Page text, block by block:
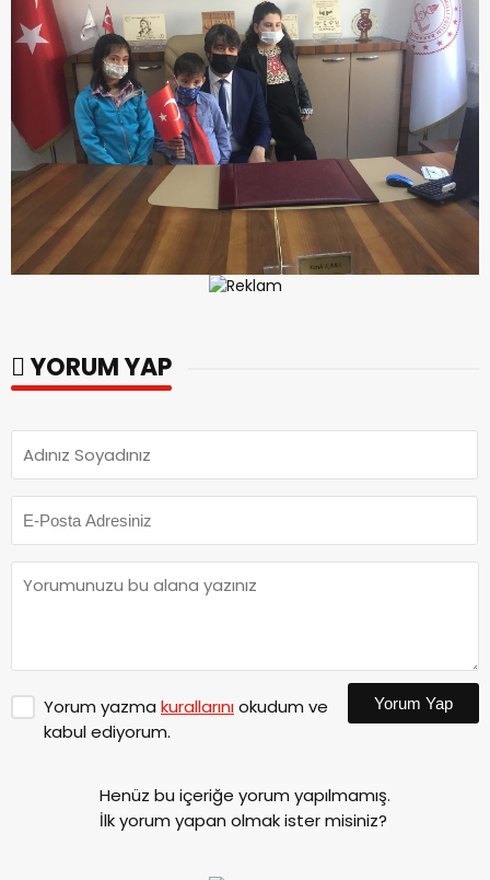
YORUM YAP
Yorum yazma kurallarınıokudum ve
kabul ediyorum.
Yorum Yap
Henüz bu içeriğe yorum yapılmamış.
İlk yorum yapan olmak ister misiniz?